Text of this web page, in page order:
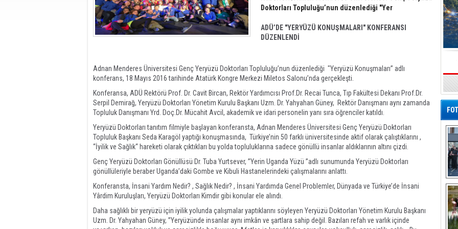
Doktorları Topluluğu’nun düzenlediği "Yer
ADÜ’DE "YERYÜZÜ KONUŞMALARI" KONFERANSI
DÜZENLENDİ
Adnan Menderes Üniversitesi Genç Yeryüzü Doktorları Topluluğu’nun düzenlediği "Yeryüzü Konuşmaları” adlı
konferans, 18 Mayıs 2016 tarihinde Atatürk Kongre Merkezi Miletos Salonu’nda gerçekleşti.
Konferansa, ADÜ Rektörü Prof. Dr. Cavit Bircan, Rektör Yardımcısı Prof.Dr. Recai Tunca, Tıp Fakültesi Dekanı Prof.Dr.
Serpil Demirağ, Yeryüzü Doktorları Yönetim Kurulu Başkanı Uzm. Dr. Yahyahan Güney, Rektör Danışmanı aynı zamanda
Topluluk Danışmanı Yrd. Doç.Dr. Mücahit Avcil, akademik ve idari personelin yanı sıra öğrenciler katıldı.
Yeryüzü Doktorları tanıtım filmiyle başlayan konferansta, Adnan Menderes Üniversitesi Genç Yeryüzü Doktorları
Topluluk Başkanı Seda Karagöl yaptığı konuşmasında, Türkiye’nin 50 farklı üniversitesinde aktif olarak çalıştıklarını ,
“İyilik ve Sağlık“ hareketi olarak çıktıkları bu yolda topluluklarına sadece gönüllü insanlar aldıklarının altını çizdi.
Genç Yeryüzü Doktorları Gönüllüsü Dr. Tuba Yurtsever, ”Yerin Uganda Yüzü ”adlı sunumunda Yeryüzü Doktorları
gönüllüleriyle beraber Uganda’daki Gombe ve Kibuli Hastanelerindeki çalışmalarını anlattı.
Konferansta, İnsani Yardım Nedir? , Sağlık Nedir? , İnsani Yardımda Genel Problemler, Dünyada ve Türkiye’de İnsani
Yârdim Kuruluşları, Yeryüzü Doktorları Kimdir gibi konular ele alındı.
Daha sağlıklı bir yeryüzü için iyilik yolunda çalışmalar yaptıklarını söyleyen Yeryüzü Doktorları Yönetim Kurulu Başkanı
Uzm. Dr. Yahyahan Güney, ”Yeryüzünde insanlar aynı imkân ve şartlara sahip değil. Bazıları refah ve varlık içinde